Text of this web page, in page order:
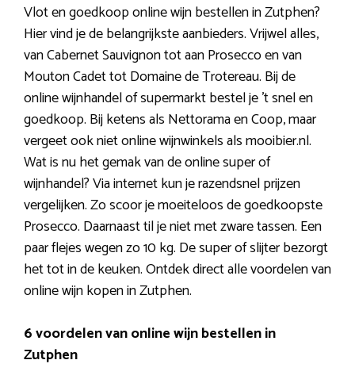
Vlot en goedkoop online wijn bestellen in Zutphen?
Hier vind je de belangrijkste aanbieders. Vrijwel alles,
van Cabernet Sauvignon tot aan Prosecco en van
Mouton Cadet tot Domaine de Trotereau. Bij de
online wijnhandel of supermarkt bestel je ’t snel en
goedkoop. Bij ketens als Nettorama en Coop, maar
vergeet ook niet online wijnwinkels als mooibier.nl.
Wat is nu het gemak van de online super of
wijnhandel? Via internet kun je razendsnel prijzen
vergelijken. Zo scoor je moeiteloos de goedkoopste
Prosecco. Daarnaast til je niet met zware tassen. Een
paar flejes wegen zo 10 kg. De super of slijter bezorgt
het tot in de keuken. Ontdek direct alle voordelen van
online wijn kopen in Zutphen.
6 voordelen van online wijn bestellen in
Zutphen